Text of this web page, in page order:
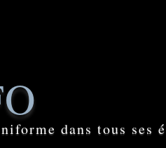
dans tous ses